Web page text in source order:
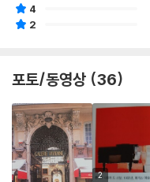
4
2
포토/동영상 (36)
2